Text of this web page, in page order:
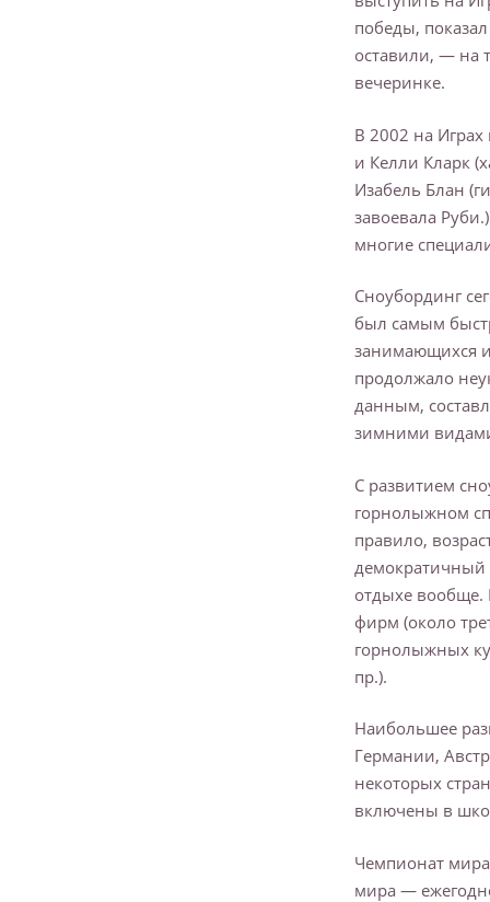
победы,
оставили, — на
вечеринке.
В 2002 на
и Келли Кларк
Изабель Блан
завоевала
многие
Сноубординг
был самым
занимающихся
продолжало
данным,
зимними
С развитием
горнолыжном
правило,
отдыхе вообще.
фирм (около
горнолыжных
пр.).
Наибольшее
Германии,
некоторых
включены в
Чемпионат
мира —